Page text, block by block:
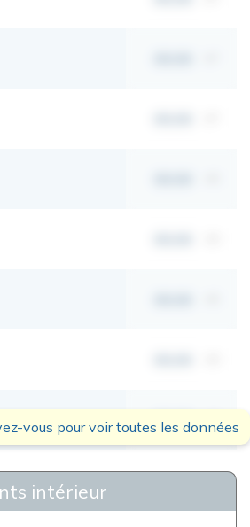
00,00
vous pour voir toutes les données
intérieur